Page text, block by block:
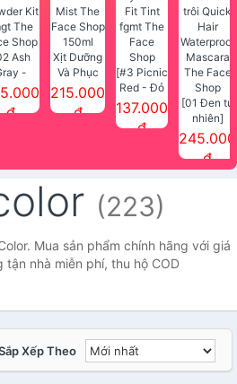
Ash
-
Bột
chân
Shop
đ
Xịt Dưỡng
Và Phục
Hồi Tóc
Essential
215.000
đ
[#3 Picnic
Red - Đỏ
cam] Son
Face
Shop
137.000
đ
[01 Đen tự
nhiên]
Mascara
che phủ
Waterproof
Mascara
245.000
đ
(223)
Mua sản phẩm chính hãng với giá
tận nhà miễn phí, thu hộ COD
Xếp Theo